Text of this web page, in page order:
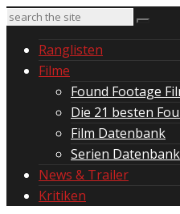
Ranglisten
Filme
Found Footage
Die 21 besten
Film Datenbank
Serien Datenbank
News & Trailer
Kritiken